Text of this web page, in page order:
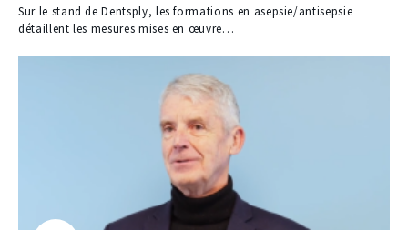
Sur le stand de Dentsply, les formations en asepsie/antisepsie
détaillent les mesures mises en œuvre…